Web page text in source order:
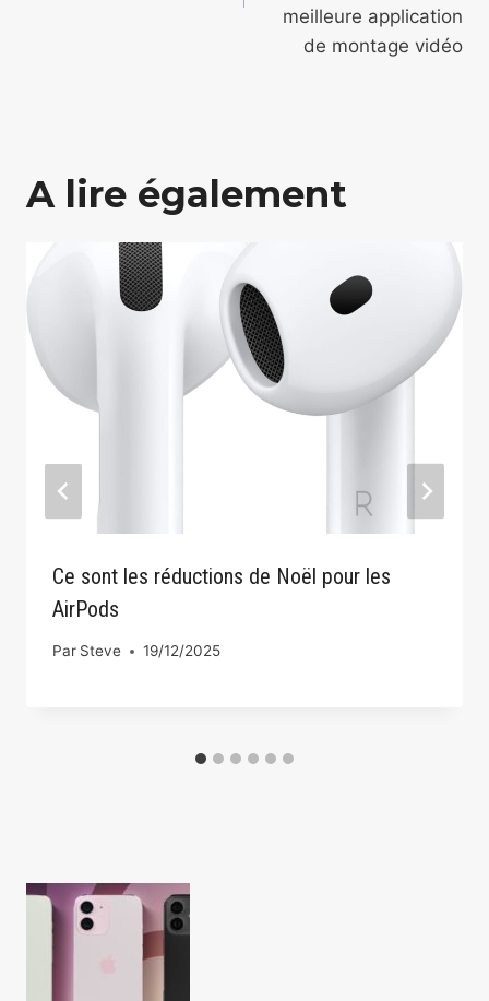
meilleure application
de montage vidéo
A lire également
Ce sont les réductions de Noël pour les
AirPods
Par Steve 19/12/2025